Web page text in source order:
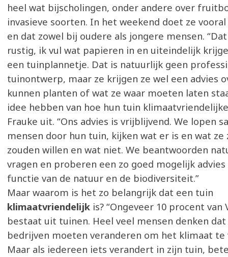
heel wat bijscholingen, onder andere over
invasieve soorten. In het weekend doet ze
en dat zowel bij oudere als jongere mensen.
rustig, ik vul wat papieren in en uiteindelijk
een tuinplannetje. Dat is natuurlijk geen
tuinontwerp, maar ze krijgen ze wel een advies
kunnen planten of wat ze waar moeten laten
idee hebben van hoe hun tuin
Frauke uit. “Ons advies is vrijblijvend. We lopen
mensen door hun tuin, kijken wat er is en wat ze
zouden willen en wat niet. We beantwoorden
vragen en proberen een zo goed mogelijk
functie van de natuur en de biodiversiteit.”
Maar waarom is het zo belangrijk dat een tuin
klimaatvriendelijk is? “Ongeveer 10 procent van
bestaat uit tuinen. Heel veel mensen denken
bedrijven moeten veranderen om het klimaat
Maar als iedereen iets verandert in zijn tuin,